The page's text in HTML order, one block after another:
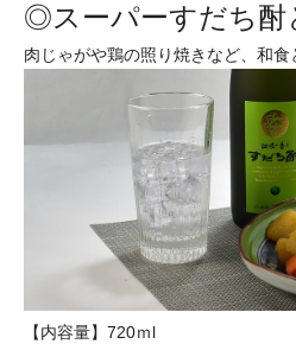
◎スーパーすだち酎
肉じゃがや鶏の照り焼きなど、和食
【内容量】720ｍl